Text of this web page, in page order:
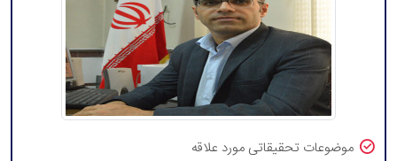
موضوعات تحقیقاتی مورد علاقه